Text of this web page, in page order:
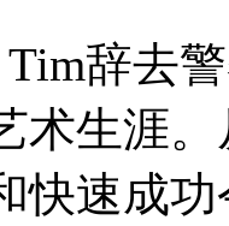
Tim辞去
术生涯
快速成